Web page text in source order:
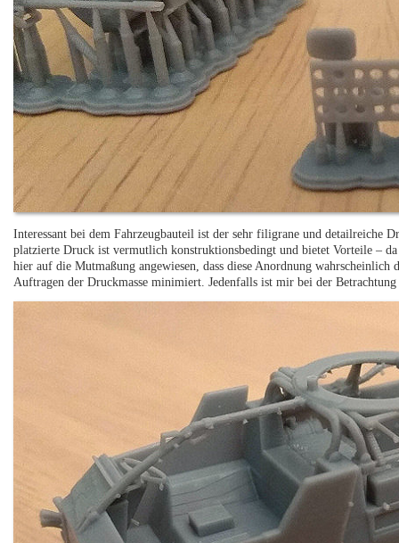
Interessant bei dem Fahrzeugbauteil ist der sehr filigrane und detailreiche
platzierte Druck ist vermutlich konstruktionsbedingt und bietet Vorteile –
hier auf die Mutmaßung angewiesen, dass diese Anordnung wahrscheinlich
Auftragen der Druckmasse minimiert. Jedenfalls ist mir bei der